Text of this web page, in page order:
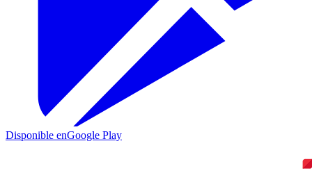
Disponible enGoogle Play